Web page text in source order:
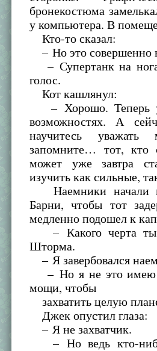
бронекостюма
у компьютера. В
Кто-то сказал:
– Но это совершенно
– Супертанк на
голос.
Кот кашлянул:
– Хорошо. Теперь у
возможностях. А
научитесь
запомните… тот, кто
может уже завтра
изучить как сильные,
Наемники начали
Барни, чтобы тот
медленно подошел к
– Какого черта ты
Шторма.
– Я завербовался
– Но я не это имею
мощи, чтобы
захватить целую
Джек опустил глаза:
– Я не захватчик.
– Но ведь кто-